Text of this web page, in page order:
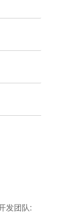
发团队: